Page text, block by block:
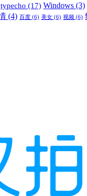
typecho (17) Windows (3)
(4) 百度 (6) 美女 (6) 视频 (6)